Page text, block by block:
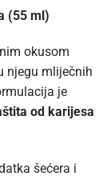
(55 ml)
okusom
njegu mliječnih
je
od karijesa
šećera i